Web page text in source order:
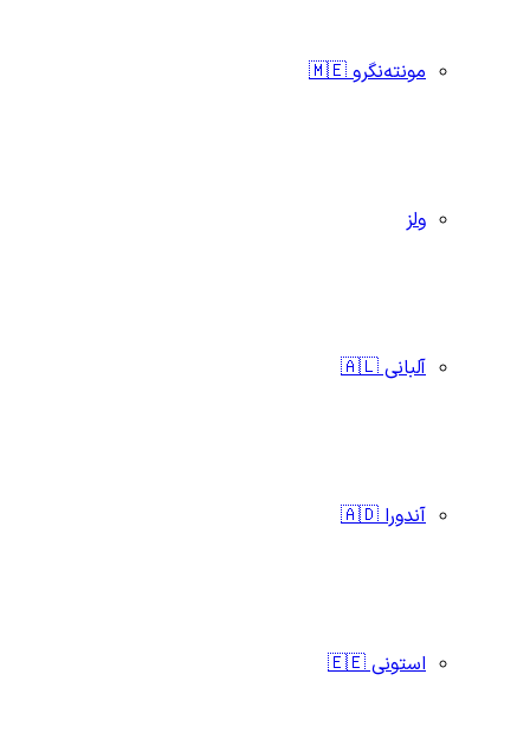
مونته‌نگرو 🇲🇪
ولز
آلبانی 🇦🇱
آندورا 🇦🇩
استونی 🇪🇪